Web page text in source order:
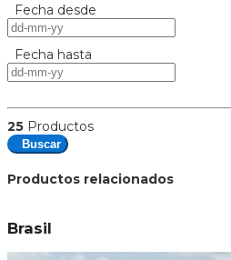
Fecha desde
Fecha hasta
25 Productos
Buscar
Productos relacionados
Brasil